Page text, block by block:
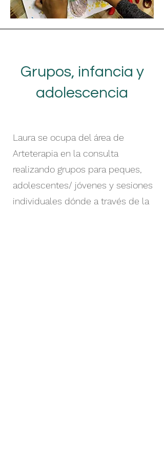
Grupos, infancia y
adolescencia
Laura se ocupa del área de
Arteterapia en la consulta
realizando grupos para peques,
adolescentes/ jóvenes y sesiones
individuales dónde a través de la